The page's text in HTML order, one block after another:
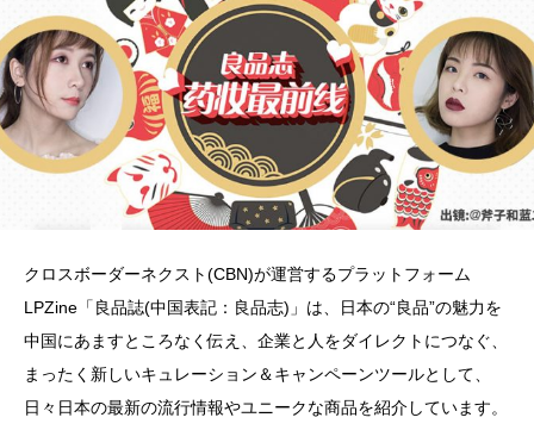
クロスボーダーネクスト(CBN)が運営するプラットフォーム
LPZine「良品誌(中国表記：良品志)」は、日本の“良品”の魅力を
中国にあますところなく伝え、企業と人をダイレクトにつなぐ、
まったく新しいキュレーション＆キャンペーンツールとして、
日々日本の最新の流行情報やユニークな商品を紹介しています。